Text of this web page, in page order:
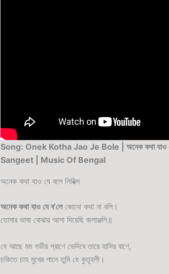
Song: Onek Kotha Jao Je Bole | অনেক কথা
Sangeet | Music Of Bengal
অনেক কথা যাও যে বলে লিরিক্স
অনেক কথা যাও যে ব’লেকোনো কথা না বলি।
তোমার ভাষা বোঝার আশা দিয়েছি জলাঞ্জলি॥
যে আছে মম গভীর প্রাণে ভেদিবে তারে হাসির বাণে,
চকিতে চাহ মুখের পানে তুমি যে কুতূহলী।